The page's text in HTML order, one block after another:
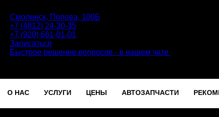
Смоленск, Попова, 100Б
+7 (4812) 24-30-35
+7 (920) 661-01-01
Записаться
Быстрое решение вопросов - в нашем чате
О НАС УСЛУГИ ЦЕНЫ АВТОЗАПЧАСТИ